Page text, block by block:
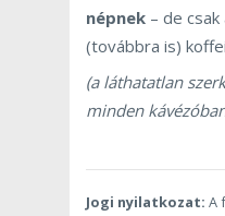
népnek – de
(továbbra is)
(a láthatatlan
minden
Jogi nyilatkozat: A